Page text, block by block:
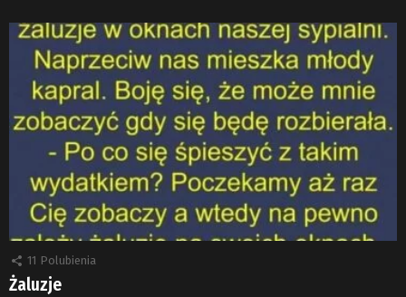
11 Polubienia
Żaluzje